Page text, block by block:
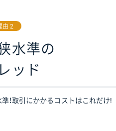
由 2
水準の
ッド
！取引にかかるコストはこれだけ!